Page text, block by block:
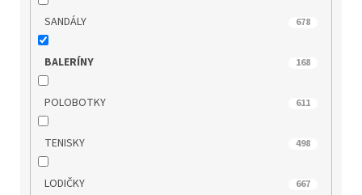
TBS
TOM TAILOR
WILD
WINK
SANDÁLY 678
BALERÍNY 168
POLOBOTKY 611
TENISKY 498
LODIČKY 667